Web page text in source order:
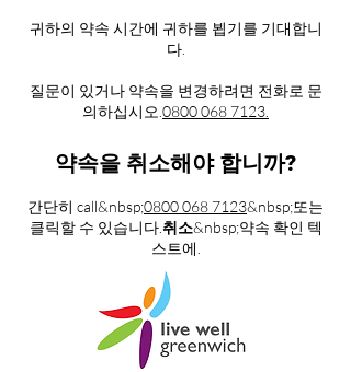
귀하의 약속 시간에 귀하를 뵙기를 기대합니
다.
질문이 있거나 약속을 변경하려면 전화로 문
의하십시오. 0800 068 7123.
약속을 취소해야 합니까?
간단히 call&nbsp;0800 068 7123&nbsp;또는
클릭할 수 있습니다.취소&nbsp;약속 확인 텍
스트에.